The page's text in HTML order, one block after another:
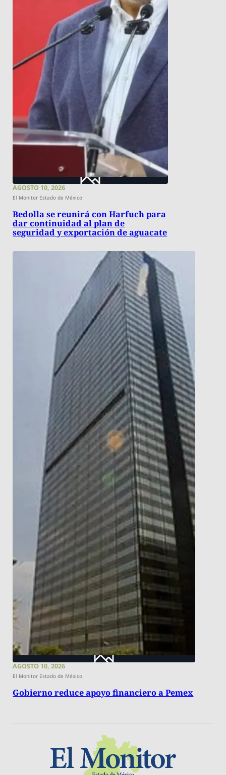
AGOSTO 10, 2026
El Monitor Estado de México
Bedolla se reunirá con Harfuch para
dar continuidad al plan de
seguridad y exportación de aguacate
AGOSTO 10, 2026
El Monitor Estado de México
Gobierno reduce apoyo financiero a Pemex